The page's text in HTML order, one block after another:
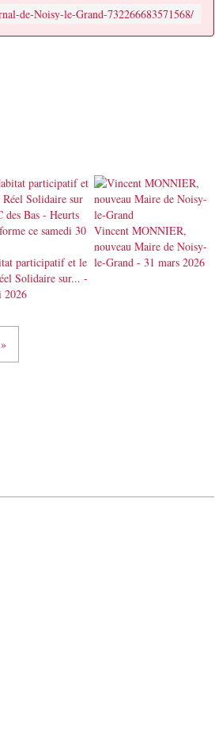
de-Noisy-le-Grand-732266683571568/
participatif et le
Solidaire sur... -
2026
Vincent MONNIER,
nouveau Maire de Noisy-
le-Grand - 31 mars 2026